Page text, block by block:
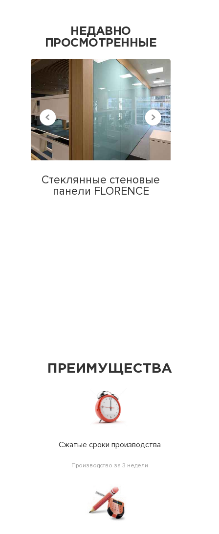
НЕДАВНО
ПРОСМОТРЕННЫЕ
Стеклянные стеновые
панели FLORENCE
ПРЕИМУЩЕСТВА
Сжатые сроки производства
Производство за 3 недели